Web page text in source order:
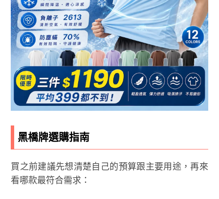
黑橋牌選購指南
買之前建議先想清楚自己的預算跟主要用途，再來
看哪款最符合需求：